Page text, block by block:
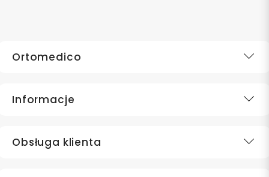
Ortomedico
Informacje
Obsługa klienta